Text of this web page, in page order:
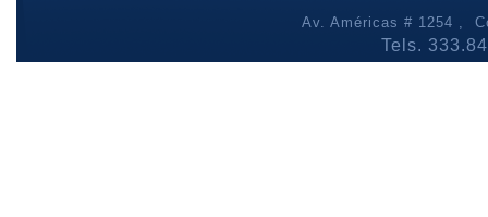
Av. Américas # 1254 ,
Tels.